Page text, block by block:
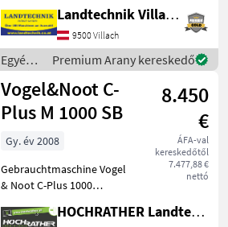
ásókerékkel, 1, 60 m-es
kettős pengés vágómű,
kétütemű motor,
fordítóhajtómű
kormányfékkel, üzem
Landtechnik Villach GmbH
9500 Villach
Egyéb
mezőgazdasági
erőgépek
/
Vogel&Noot
Premium Arany kereskedő
Vogel&Noot C-
Plus M 1000 SB
8.450
€
ÁFA-val
kereskedőtől
7.477,88 €
nettó
Gy. év 2008
Gebrauchtmaschine Vogel
& Noot C-Plus 1000
Ausstattung: + Baujahr 2008
HOCHRATHER Landtechnik GmbH